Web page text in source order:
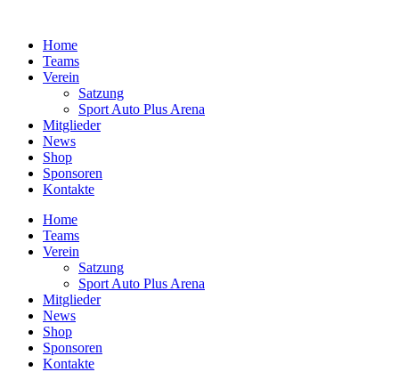
springenHome
Teams
Verein
Satzung
Sport Auto Plus Arena
Mitglieder
News
Shop
Sponsoren
Kontakte
Home
Teams
Verein
Satzung
Sport Auto Plus Arena
Mitglieder
News
Shop
Sponsoren
Kontakte